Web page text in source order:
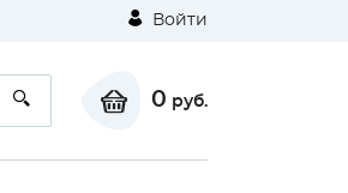
Войти
0 руб.